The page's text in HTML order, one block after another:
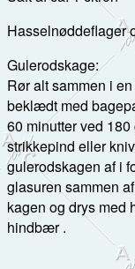
Hasselnøddeflager
Gulerodskage:
Rør alt sammen i
beklædt med
60 minutter ved
strikkepind eller
gulerodskagen af i
glasuren sammen
kagen og drys med
hindbær .